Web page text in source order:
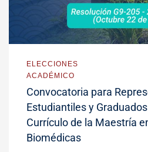
ELECCIONES
ACADÉMICO
Convocatoria para
Estudiantiles y
Currículo de la Maestría
Biomédicas